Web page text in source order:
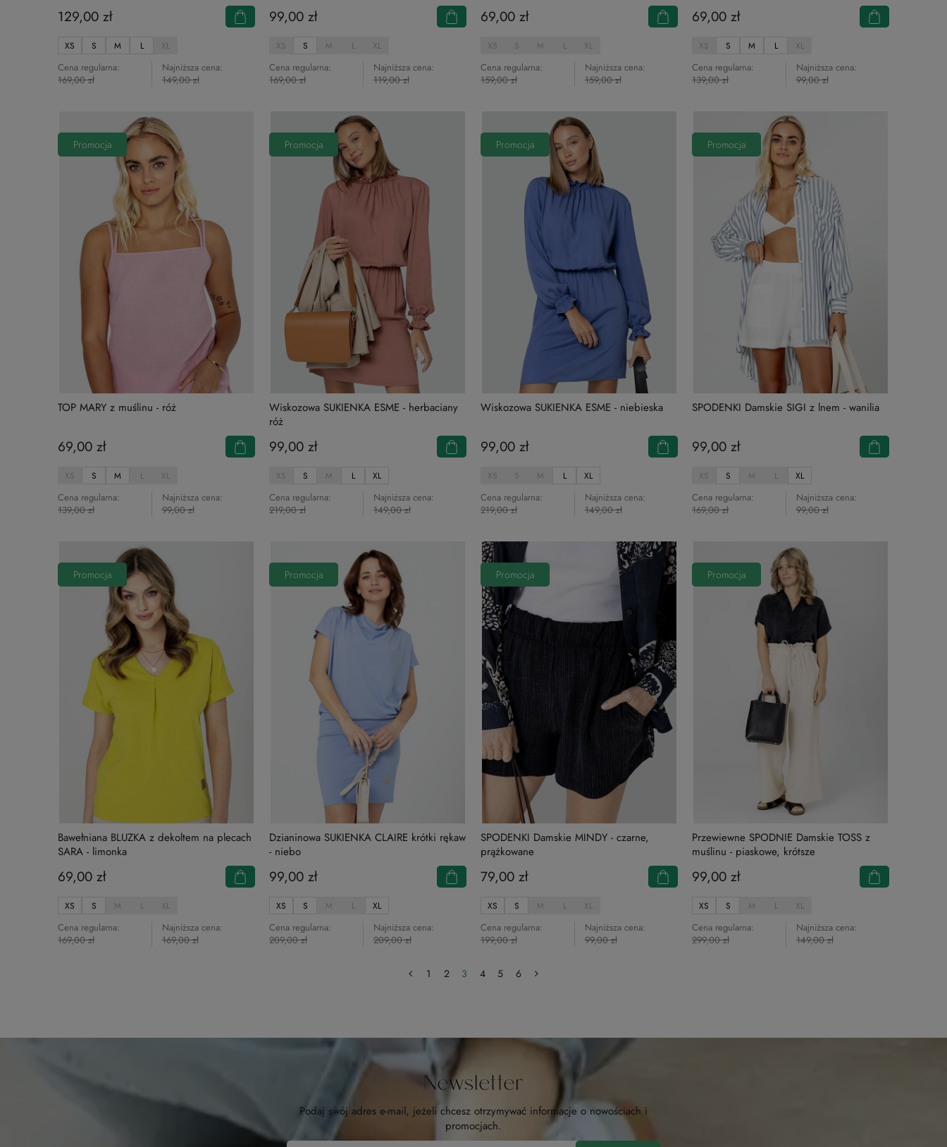
129,00 zł
Cena regularna:
169,00 zł
Najniższa cena:
149,00 zł
XS S M L XL
99,00 zł
Cena regularna:
169,00 zł
Najniższa cena:
119,00 zł
XS S M L XL
69,00 zł
Cena regularna:
159,00 zł
Najniższa cena:
159,00 zł
XS S M L XL
69,00 zł
Cena regularna:
139,00 zł
Najniższa cena:
99,00 zł
XS S M L XL
TOP MARY z muślinu - róż
69,00 zł
Cena regularna:
139,00 zł
Najniższa cena:
99,00 zł
XS S M L XL
Promocja
Wiskozowa SUKIENKA ESME - herbaciany
róż
99,00 zł
Cena regularna:
219,00 zł
Najniższa cena:
149,00 zł
XS S M L XL
Promocja
Wiskozowa SUKIENKA ESME - niebieska
99,00 zł
Cena regularna:
219,00 zł
Najniższa cena:
149,00 zł
XS S M L XL
Promocja
SPODENKI Damskie SIGI z lnem - wanilia
99,00 zł
Cena regularna:
169,00 zł
Najniższa cena:
99,00 zł
XS S M L XL
Promocja
Bawełniana BLUZKA z dekoltem na plecach
SARA - limonka
69,00 zł
Cena regularna:
169,00 zł
Najniższa cena:
169,00 zł
XS S M L XL
Promocja
Dzianinowa SUKIENKA CLAIRE krótki rękaw
- niebo
99,00 zł
Cena regularna:
209,00 zł
Najniższa cena:
209,00 zł
XS S M L XL
Promocja
SPODENKI Damskie MINDY - czarne,
prążkowane
79,00 zł
Cena regularna:
199,00 zł
Najniższa cena:
99,00 zł
XS S M L XL
Promocja
Przewiewne SPODNIE Damskie TOSS z
muślinu - piaskowe, krótsze
99,00 zł
Cena regularna:
299,00 zł
Najniższa cena:
149,00 zł
XS S M L XL
Promocja
1 2 3 4 5 6
Newsletter
Podaj swój adres e-mail, jeżeli chcesz otrzymywać informacje o nowościach i
promocjach.